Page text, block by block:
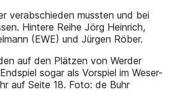
verabschieden mussten und bei
Hintere Reihe Jörg Heinrich,
(EWE) und Jürgen Röber.
auf den Plätzen von Werder
sogar als Vorspiel im Weser-
auf Seite 18. Foto: de Buhr